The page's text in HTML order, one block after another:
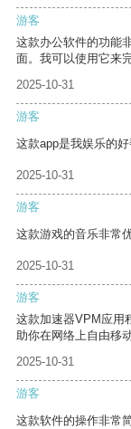
游客
这款办公软件的功能
面。我可以使用它来
2025-10-31
游客
这款app是我娱乐的
2025-10-31
游客
这款游戏的音乐非常
2025-10-31
游客
这款加速器VPM应用
助你在网络上自由移动
2025-10-31
游客
这款软件的操作非常